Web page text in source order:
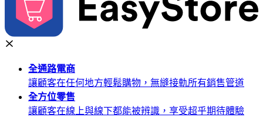
全通路電商
讓顧客在任何地方輕鬆購物，無縫接軌所有銷售管道
全方位零售
讓顧客在線上與線下都能被辨識，享受超乎期待體驗